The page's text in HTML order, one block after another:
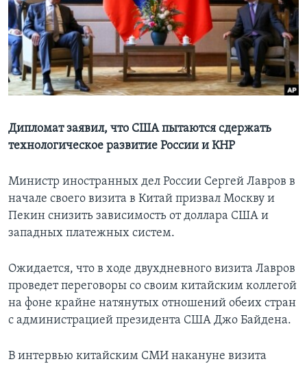
Learning English
СОЦИАЛЬНЫЕ СЕТИ
Языки
Дипломат заявил, что США пытаются сдержать
технологическое развитие России и КНР
Министр иностранных дел России Сергей Лавров в
начале своего визита в Китай призвал Москву и
Пекин снизить зависимость от доллара США и
западных платежных систем.
Ожидается, что в ходе двухдневного визита Лавров
проведет переговоры со своим китайским коллегой
на фоне крайне натянутых отношений обеих стран
с администрацией президента США Джо Байдена.
В интервью китайским СМИ накануне визита